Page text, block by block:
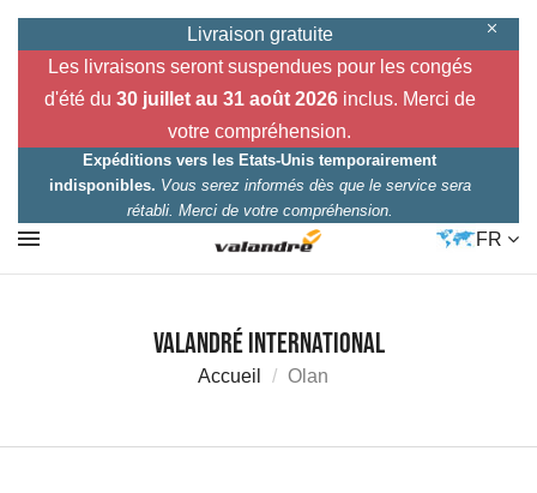
Livraison gratuite
Les livraisons seront suspendues pour les congés
d'été du 30 juillet au 31 août 2026inclus. Merci de
votre compréhension.
Expéditions vers les Etats-Unis temporairement
indisponibles. Vous serez informés dès que le service sera
rétabli. Merci de votre compréhension.
FR
Valandré International
Accueil Olan